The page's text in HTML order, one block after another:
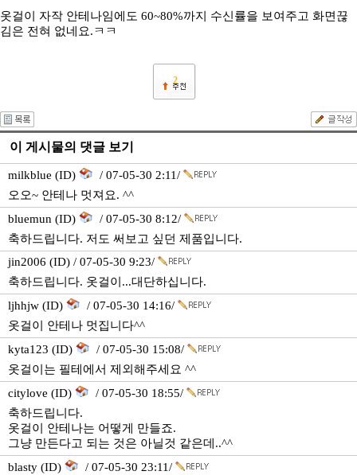
옷걸이 자작 안테나임에도 60~80%까지 수신률을 보여주고 화면끊
김은 전혀 없네요.ㅋㅋ
2
이 게시물의 댓글 보기
milkblue (ID)
/ 07-05-30 2:11/
오오~ 안테나 멋져요. ^^
bluemun (ID)
/ 07-05-30 8:12/
축하드립니다. 저도 써보고 싶던 제품입니다.
jin2006 (ID) / 07-05-30 9:23/
축하드립니다. 옷걸이...대단하십니다.
ljhhjw (ID)
/ 07-05-30 14:16/
옷걸이 안테나 멋집니다^^
kyta123 (ID)
/ 07-05-30 15:08/
옷걸이는 필테에서 제외해주세요 ^^
citylove (ID)
/ 07-05-30 18:55/
축하드립니다.
옷걸이 안테나는 어떻게 만들죠.
그냥 만든다고 되는 것은 아닐것 같은데..^^
blasty (ID)
/ 07-05-30 23:11/